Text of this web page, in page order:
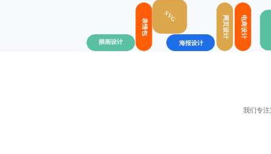
插画设计
表情包
SVG
海报设计
网页设计 电商设计
我们专注